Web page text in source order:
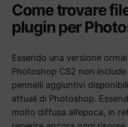
Come trovare
plugin per
Essendo una versione
Photoshop CS2 non
pennelli aggiuntivi
attuali di Photoshop.
molto diffusa all’epoca, in